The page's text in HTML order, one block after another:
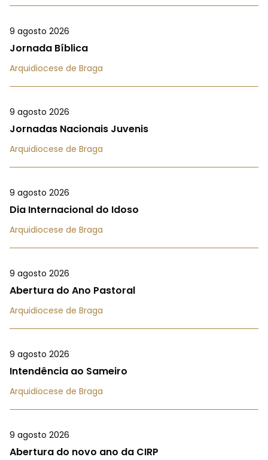
9 agosto 2026
Jornada Bíblica
Arquidiocese de Braga
9 agosto 2026
Jornadas Nacionais Juvenis
Arquidiocese de Braga
9 agosto 2026
Dia Internacional do Idoso
Arquidiocese de Braga
9 agosto 2026
Abertura do Ano Pastoral
Arquidiocese de Braga
9 agosto 2026
Intendência ao Sameiro
Arquidiocese de Braga
9 agosto 2026
Abertura do novo ano da CIRP